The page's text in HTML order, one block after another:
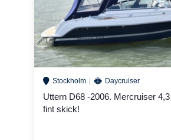
Stockholm Daycruiser
Uttern D68 -2006. Mercruiser
fint skick!